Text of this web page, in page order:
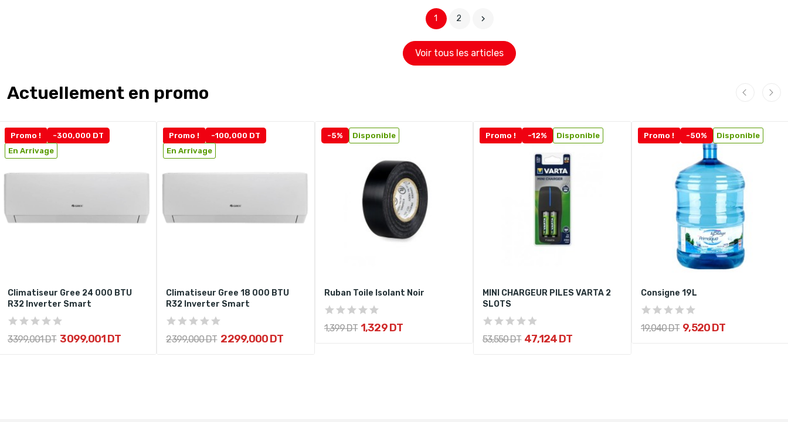
1 2 
Voir tous les articles
Actuellement en promo
Promo !
-300,000 DT
En Arrivage
Climatiseur Gree 24 000 BTU
R32 Inverter Smart
3 399,001 DT 3 099,001 DT
Promo !
-100,000 DT
En Arrivage
Climatiseur Gree 18 000 BTU
R32 Inverter Smart
2 399,000 DT 2 299,000 DT
-5% Disponible
Ruban Toile Isolant Noir
1,399 DT 1,329 DT
Promo ! -12% Disponible
MINI CHARGEUR PILES VARTA 2
SLOTS
53,550 DT 47,124 DT
Promo ! -50% Disponible
Consigne 19L
19,040 DT 9,520 DT